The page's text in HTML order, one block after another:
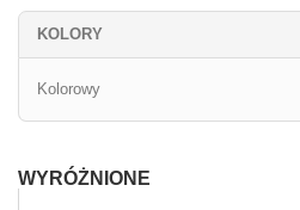
KOLORY
Kolorowy
WYRÓŻNIONE